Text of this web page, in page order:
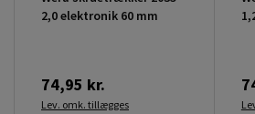
2,0 elektronik 60 mm
74,95 kr.
Lev. omk. tillægges